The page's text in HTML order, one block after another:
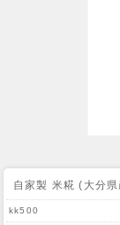
自家製 米糀 (大分
kk500